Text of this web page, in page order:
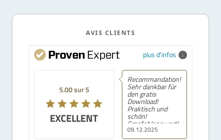
AVIS CLIENTS
plus d'infos
5.00 sur 5
EXCELLENT
09.12.2025
Recommandation!
Sehr dankbar für
den gratis
Download!
Praktisch und
schön!
Empfehlenswert!